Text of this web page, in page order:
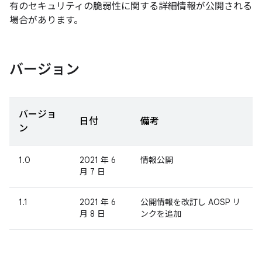
有のセキュリティの脆弱性に関する詳細情報が公開される
場合があります。
バージョン
バージョ
ン
日付 備考
1.0
2021 年 6
月 7 日
情報公開
1.1
2021 年 6
月 8 日
公開情報を改訂し AOSP リ
ンクを追加